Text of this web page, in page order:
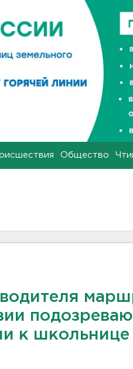
Общество
к школьнице